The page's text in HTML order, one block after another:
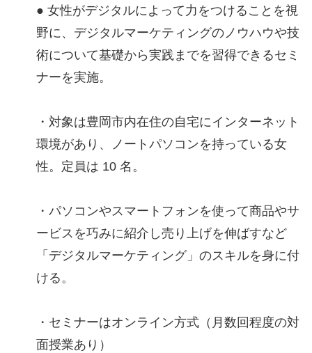
● 女性がデジタルによって力をつけることを視
野に、デジタルマーケティングのノウハウや技
術について基礎から実践までを習得できるセミ
ナーを実施。
・対象は豊岡市内在住の自宅にインターネット
環境があり、ノートパソコンを持っている女
性。定員は 10 名。
・パソコンやスマートフォンを使って商品やサ
ービスを巧みに紹介し売り上げを伸ばすなど
「デジタルマーケティング」のスキルを身に付
ける。
・セミナーはオンライン方式（月数回程度の対
面授業あり）